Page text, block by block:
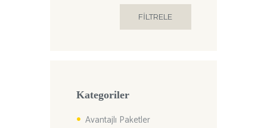
FILTRELE
Kategoriler
Avantajlı Paketler